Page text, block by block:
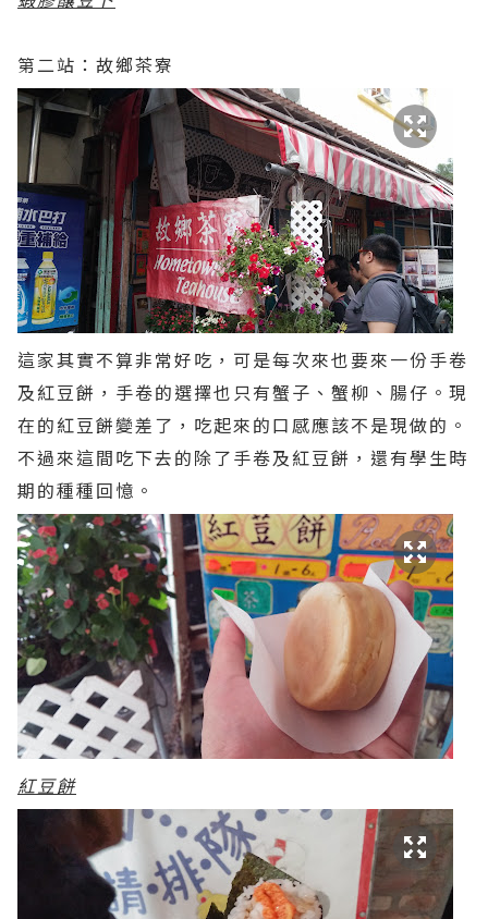
第二站：故鄉茶寮
這家其實不算非常好吃，可是每次來也要來一份手卷
及紅豆餅，手卷的選擇也只有蟹子、蟹柳、腸仔。現
在的紅豆餅變差了，吃起來的口感應該不是現做的。
不過來這間吃下去的除了手卷及紅豆餅，還有學生時
期的種種回憶。
紅豆餅